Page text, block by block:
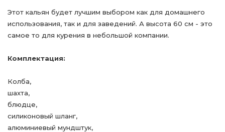
Этот кальян будет лучшим выбором как для домашнего
использования, так и для заведений. А высота 60 см - это
самое то для курения в небольшой компании.
Комплектация:
Колба,
шахта,
блюдце,
силиконовый шланг,
алюминиевый мундштук,